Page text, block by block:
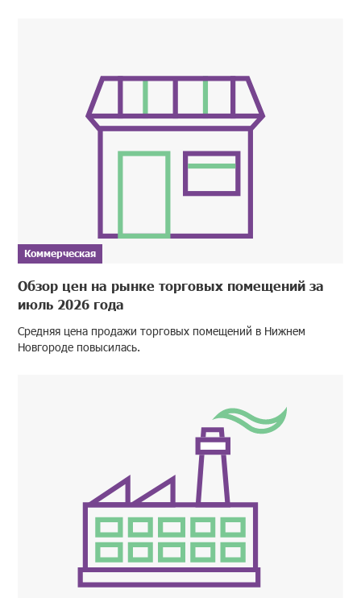
Коммерческая
Обзор цен на рынке торговых помещений за
июль 2026 года
Средняя цена продажи торговых помещений в Нижнем
Новгороде повысилась.